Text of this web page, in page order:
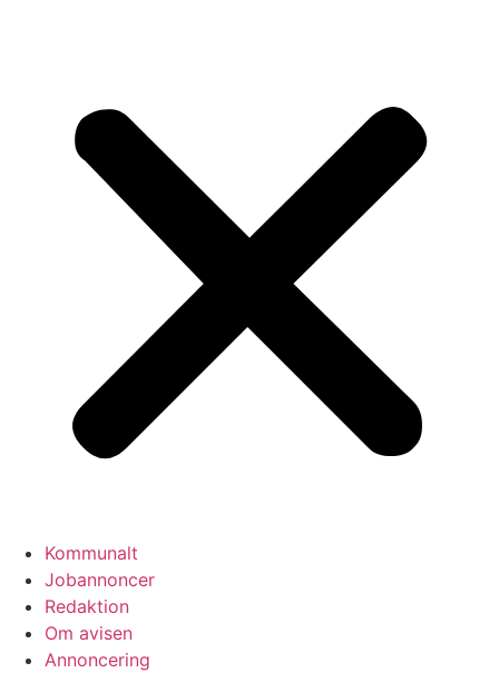
Kommunalt
Jobannoncer
Redaktion
Om avisen
Annoncering